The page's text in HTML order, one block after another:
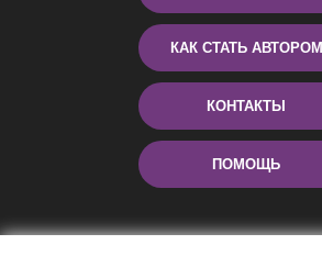
КАК СТАТЬ АВТОРОМ
КОНТАКТЫ
ПОМОЩЬ